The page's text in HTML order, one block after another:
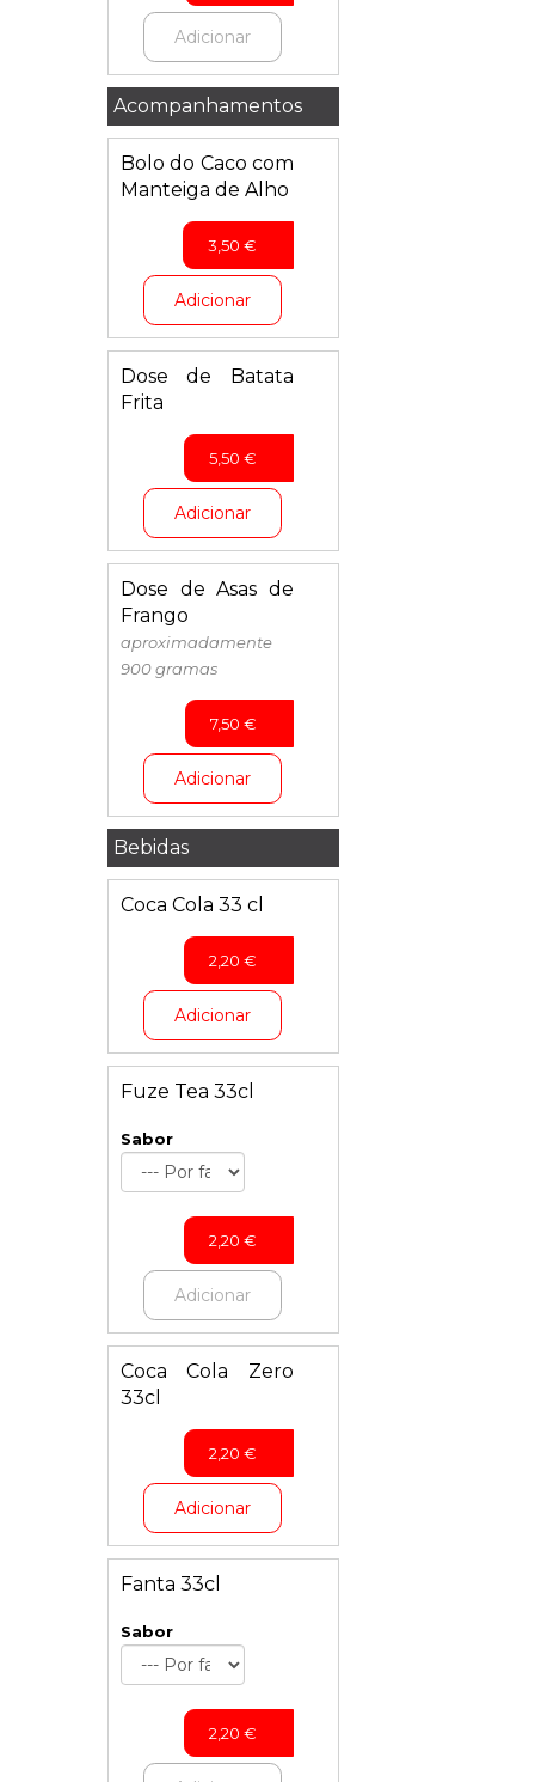
Adicionar
Acompanhamentos
Bolo do Caco com
Manteiga de Alho
3,50 €
Adicionar
Dose de Batata
Frita
5,50 €
Adicionar
Dose de Asas de
Frango
aproximadamente
900 gramas
7,50 €
Adicionar
Bebidas
Coca Cola 33 cl
2,20 €
Adicionar
Fuze Tea 33cl
Sabor
2,20 €
Adicionar
Coca Cola Zero
33cl
2,20 €
Adicionar
Fanta 33cl
Sabor
2,20 €